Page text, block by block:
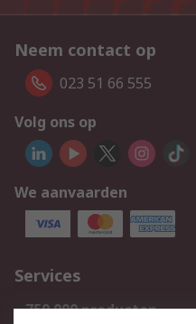
Neem contact op
023 51 66 555
Volg ons op
We aanvaarden
Services
750.000 producten